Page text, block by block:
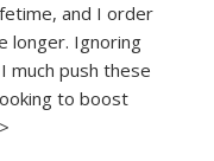
and I order
longer. Ignoring
much push these
to boost